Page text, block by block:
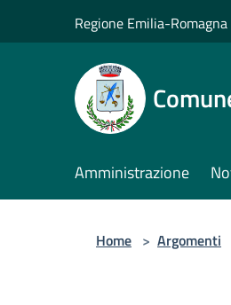
Regione Emilia-Romagna
Amministrazione
Home > Argomenti